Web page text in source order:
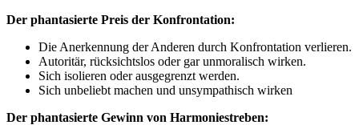
Der phantasierte Preis der Konfrontation:
Die Anerkennung der Anderen durch Konfrontation verlieren.
Autoritär, rücksichtslos oder gar unmoralisch wirken.
Sich isolieren oder ausgegrenzt werden.
Sich unbeliebt machen und unsympathisch wirken
Der phantasierte Gewinn von Harmoniestreben: